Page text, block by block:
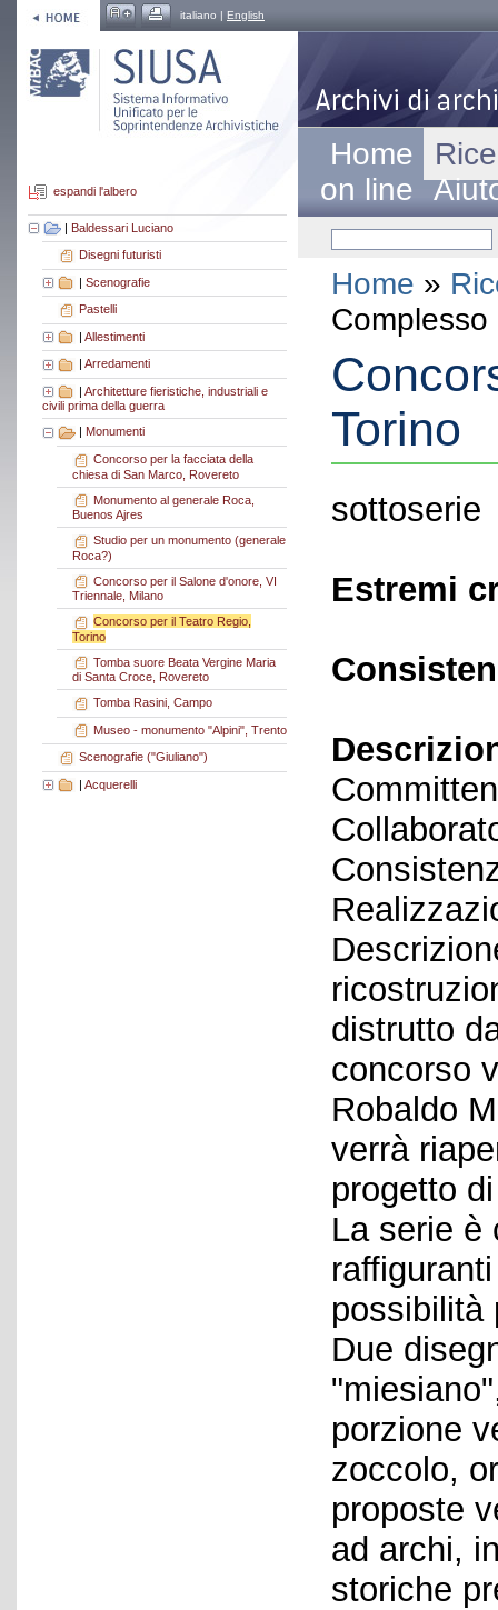
italiano | English
espandi l'albero
| Baldessari Luciano
Disegni futuristi
| Scenografie
Pastelli
| Allestimenti
Arredamenti
| Architetture fieristiche, industriali e
civili prima della guerra
Monumenti
Concorso per la facciata della
chiesa di San Marco, Rovereto
Monumento al generale Roca,
Buenos Ajres
Studio per un monumento (generale
Roca?)
Concorso per il Salone d'onore, VI
Triennale, Milano
Concorso per il Teatro Regio,
Torino
Tomba suore Beata Vergine Maria
di Santa Croce, Rovereto
Tomba Rasini, Campo
Museo - monumento "Alpini", Trento
Scenografie ("Giuliano")
| Acquerelli
Home
on line
Home »
Torino
sottoserie
Estremi
distrutto
concorso
Robaldo
verrà
progetto
La serie è
possibilità
Due
porzione
zoccolo,
proposte
ad archi,
storiche